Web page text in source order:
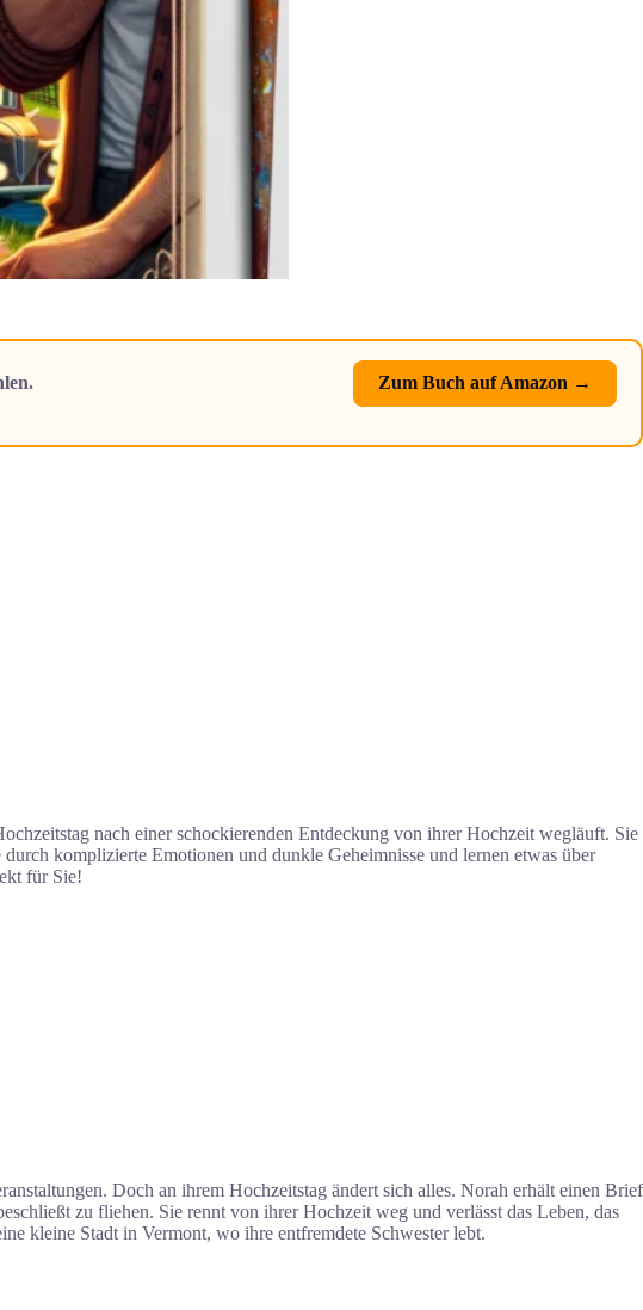
Zum Buch auf Amazon →
nach einer schockierenden Entdeckung von ihrer Hochzeit wegläuft. Sie
komplizierte Emotionen und dunkle Geheimnisse und lernen etwas über
für Sie!
Doch an ihrem Hochzeitstag ändert sich alles. Norah erhält einen Brief
zu fliehen. Sie rennt von ihrer Hochzeit weg und verlässt das Leben, das
kleine Stadt in Vermont, wo ihre entfremdete Schwester lebt.